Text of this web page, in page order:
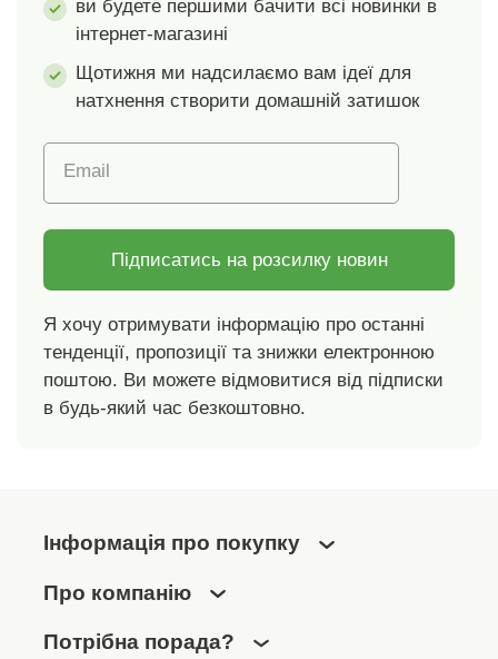
ви будете першими бачити всі новинки в
інтернет-магазині
Щотижня ми надсилаємо вам ідеї для
натхнення створити домашній затишок
Email
Підписатись на розсилку новин
Я хочу отримувати інформацію про останні
тенденції, пропозиції та знижки електронною
поштою. Ви можете відмовитися від підписки
в будь-який час безкоштовно.
Інформація про покупку
Про компанію
Потрібна порада?